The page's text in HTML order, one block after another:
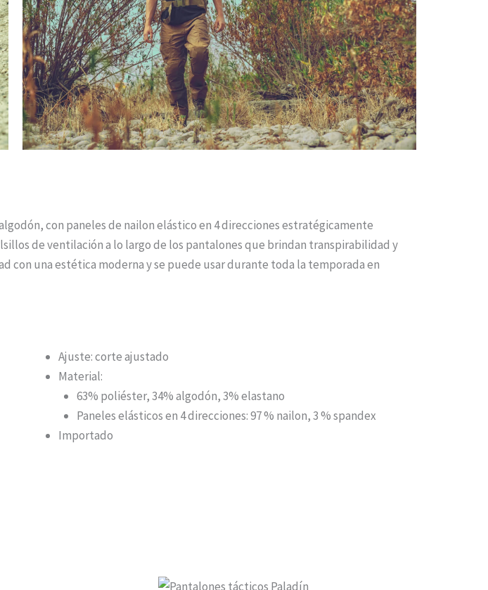
con paneles de nailon elástico en 4 direcciones estratégicamente
de ventilación a lo largo de los pantalones que brindan transpirabilidad y
una estética moderna y se puede usar durante toda la temporada en
Ajuste: corte ajustado
Material:
63% poliéster, 34% algodón, 3% elastano
Paneles elásticos en 4 direcciones: 97 % nailon, 3 % spandex
Importado